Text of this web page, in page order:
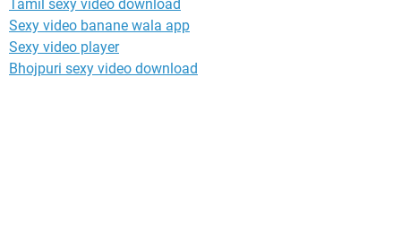
Tamil sexy video download
Sexy video banane wala app
Sexy video player
Bhojpuri sexy video download